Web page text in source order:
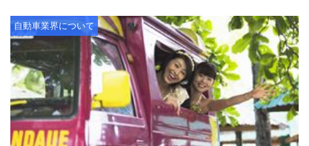
自動車業界について